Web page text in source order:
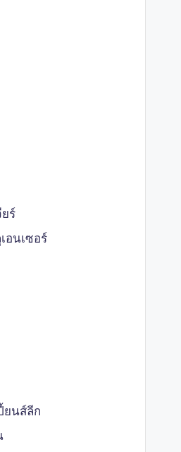
ร์
อนเซอร์
ยนส์ลีก